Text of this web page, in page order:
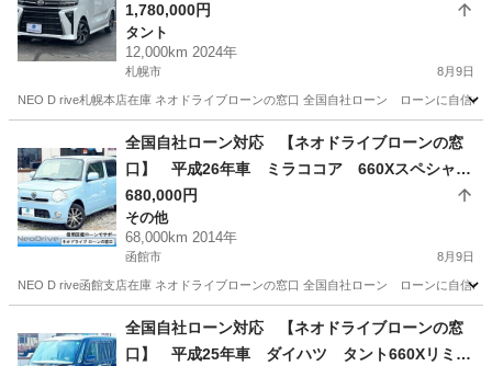
X 4WD 自社ローン リース 自社分割 債務整
理 自己破産 他社お断りされた方
1,780,000円
タント
12,000km 2024年
札幌市 8月9日
NEO D rive札幌本店在庫 ネオドライブローンの窓口 全国自社ローン ローンに自信
タント ローン
全国自社ローン対応 【ネオドライブローンの窓
口】 平成26年車 ミラココア 660Xスペシャル
コーデ 4WD 自社ローン リース 自社分割
債務整理 自己破産 他社お断りされた方
680,000円
その他
68,000km 2014年
函館市 8月9日
NEO D rive函館支店在庫 ネオドライブローンの窓口 全国自社ローン ローンに自信
その他 ローン
全国自社ローン対応 【ネオドライブローンの窓
口】 平成25年車 ダイハツ タント660Xリミテ